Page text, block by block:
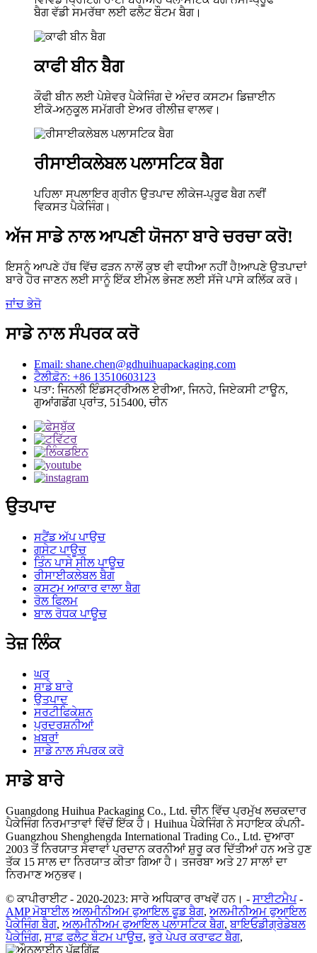
ਬੈਗ ਵੱਡੀ ਸਮਰੱਥਾ ਲਈ ਫਲੈਟ ਬੌਟਮ ਬੈਗ।
ਕਾਫੀ ਬੀਨ ਬੈਗ
ਕੌਫੀ ਬੀਨ ਲਈ ਪੇਸ਼ੇਵਰ ਪੈਕੇਜਿੰਗ ਦੇ ਅੰਦਰ ਕਸਟਮ ਡਿਜ਼ਾਈਨ
ਈਕੋ-ਅਨੁਕੂਲ ਸਮੱਗਰੀ ਏਅਰ ਰੀਲੀਜ਼ ਵਾਲਵ।
ਰੀਸਾਈਕਲੇਬਲ ਪਲਾਸਟਿਕ ਬੈਗ
ਪਹਿਲਾ ਸਪਲਾਇਰ ਗ੍ਰੀਨ ਉਤਪਾਦ ਲੀਕੇਜ-ਪ੍ਰੂਫ ਬੈਗ ਨਵੀਂ
ਵਿਕਸਤ ਪੈਕੇਜਿੰਗ।
ਅੱਜ ਸਾਡੇ ਨਾਲ ਆਪਣੀ ਯੋਜਨਾ ਬਾਰੇ ਚਰਚਾ ਕਰੋ!
ਇਸਨੂੰ ਆਪਣੇ ਹੱਥ ਵਿੱਚ ਫੜਨ ਨਾਲੋਂ ਕੁਝ ਵੀ ਵਧੀਆ ਨਹੀਂ ਹੈ!ਆਪਣੇ ਉਤਪਾਦਾਂ
ਬਾਰੇ ਹੋਰ ਜਾਣਨ ਲਈ ਸਾਨੂੰ ਇੱਕ ਈਮੇਲ ਭੇਜਣ ਲਈ ਸੱਜੇ ਪਾਸੇ ਕਲਿੱਕ ਕਰੋ।
ਜਾਂਚ ਭੇਜੋ
ਸਾਡੇ ਨਾਲ ਸੰਪਰਕ ਕਰੋ
Email: shane.chen@gdhuihuapackaging.com
ਟੈਲੀਫ਼ੋਨ: +86 13510603123
ਪਤਾ: ਜਿਨਲੀ ਇੰਡਸਟ੍ਰੀਅਲ ਏਰੀਆ, ਜਿਨਹੇ, ਜਿਏਕਸੀ ਟਾਊਨ,
ਗੁਆਂਗਡੋਂਗ ਪ੍ਰਾਂਤ, 515400, ਚੀਨ
ਉਤਪਾਦ
ਸਟੈਂਡ ਅੱਪ ਪਾਉਚ
ਗਸੇਟ ਪਾਊਚ
ਤਿੰਨ ਪਾਸੇ ਸੀਲ ਪਾਊਚ
ਰੀਸਾਈਕਲੇਬਲ ਬੈਗ
ਕਸਟਮ ਆਕਾਰ ਵਾਲਾ ਬੈਗ
ਰੋਲ ਫਿਲਮ
ਬਾਲ ਰੋਧਕ ਪਾਊਚ
ਤੇਜ਼ ਲਿੰਕ
ਘਰ
ਸਾਡੇ ਬਾਰੇ
ਉਤਪਾਦ
ਸਰਟੀਫਿਕੇਸ਼ਨ
ਪ੍ਰਦਰਸ਼ਨੀਆਂ
ਖ਼ਬਰਾਂ
ਸਾਡੇ ਨਾਲ ਸੰਪਰਕ ਕਰੋ
ਸਾਡੇ ਬਾਰੇ
Guangdong Huihua Packaging Co., Ltd. ਚੀਨ ਵਿੱਚ ਪ੍ਰਮੁੱਖ ਲਚਕਦਾਰ
ਪੈਕੇਜਿੰਗ ਨਿਰਮਾਤਾਵਾਂ ਵਿੱਚੋਂ ਇੱਕ ਹੈ। Huihua ਪੈਕੇਜਿੰਗ ਨੇ ਸਹਾਇਕ ਕੰਪਨੀ-
Guangzhou Shenghengda International Trading Co., Ltd. ਦੁਆਰਾ
2003 ਤੋਂ ਨਿਰਯਾਤ ਸੇਵਾਵਾਂ ਪ੍ਰਦਾਨ ਕਰਨੀਆਂ ਸ਼ੁਰੂ ਕਰ ਦਿੱਤੀਆਂ ਹਨ ਅਤੇ ਹੁਣ
ਤੱਕ 15 ਸਾਲ ਦਾ ਨਿਰਯਾਤ ਕੀਤਾ ਗਿਆ ਹੈ। ਤਜਰਬਾ ਅਤੇ 27 ਸਾਲਾਂ ਦਾ
ਨਿਰਮਾਣ ਅਨੁਭਵ।
© ਕਾਪੀਰਾਈਟ - 2020-2023: ਸਾਰੇ ਅਧਿਕਾਰ ਰਾਖਵੇਂ ਹਨ। - ਸਾਈਟਮੈਪ-
AMP ਮੋਬਾਈਲ ਅਲਮੀਨੀਅਮ ਫੁਆਇਲ ਫੂਡ ਬੈਗ, ਅਲਮੀਨੀਅਮ ਫੁਆਇਲ
ਪੈਕੇਜਿੰਗ ਬੈਗ, ਅਲਮੀਨੀਅਮ ਫੁਆਇਲ ਪਲਾਸਟਿਕ ਬੈਗ,ਬਾਇਓਡੀਗ੍ਰੇਡੇਬਲ
ਪੈਕੇਜਿੰਗ, ਸਾਫ਼ ਫਲੈਟ ਬੌਟਮ ਪਾਊਚ,ਭੂਰੇ ਪੇਪਰ ਕਰਾਫਟ ਬੈਗ,